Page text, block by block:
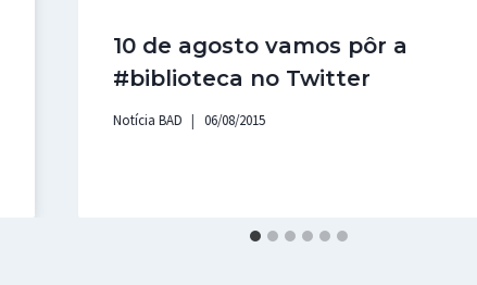
10 de agosto vamos pôr a
#biblioteca no Twitter
Notícia BAD 06/08/2015